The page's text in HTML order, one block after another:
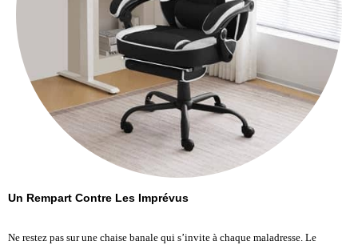
Un Rempart Contre Les Imprévus
Ne restez pas sur une chaise banale qui s’invite à chaque maladresse. Le